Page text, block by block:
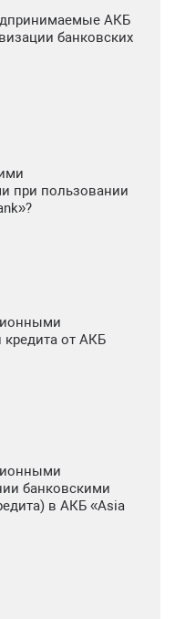
АКБ
банковских
при пользовании
от АКБ
банковскими
в АКБ «Asia